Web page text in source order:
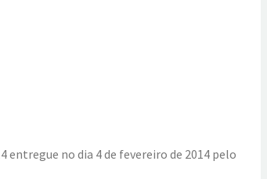
no dia 4 de fevereiro de 2014 pelo